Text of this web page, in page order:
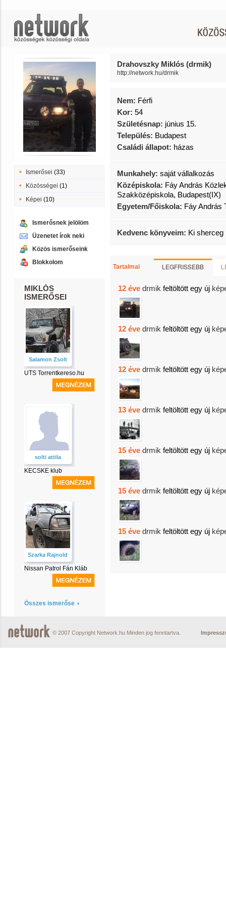
Ismerősei (33)
Közösségei (1)
Képei (10)
Ismerősnek jelölöm
Üzenetet írok neki
Közös ismerőseink
Blokkolom
MIKLÓS
ISMERŐSEI
Salamon Zsolt
UTS Torrentkereso.hu
solti attila
KECSKE klub
Szarka Rajnold
Nissan Patrol Fán Kláb
Összes ismerőse
Drahovszky Miklós (drmik)
http://network.hu/drmik
Nem: Férfi
Kor: 54
Születésnap: június 15.
Település: Budapest
Családi állapot: házas
Munkahely: saját vállalkozás
Középiskola: Fáy András
Szakközépiskola, Budapest(IX)
Egyetem/Főiskola: Fáy András
Kedvenc könyveim: Ki sherceg
Tartalmai LEGFRISSEBB
12 éve drmik feltöltött egy új
12 éve drmik feltöltött egy új
12 éve drmik feltöltött egy új
13 éve drmik feltöltött egy új
15 éve drmik feltöltött egy új
15 éve drmik feltöltött egy új
15 éve drmik feltöltött egy új
© 2007 Copyright Network.hu Minden jog fenntartva.